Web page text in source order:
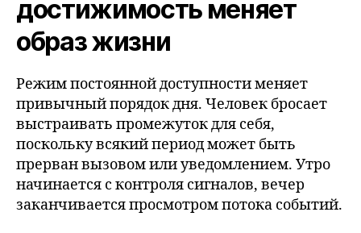
достижимость меняет
образ жизни
Режим постоянной доступности меняет
привычный порядок дня. Человек бросает
выстраивать промежуток для себя,
поскольку всякий период может быть
прерван вызовом или уведомлением. Утро
начинается с контроля сигналов, вечер
заканчивается просмотром потока событий.